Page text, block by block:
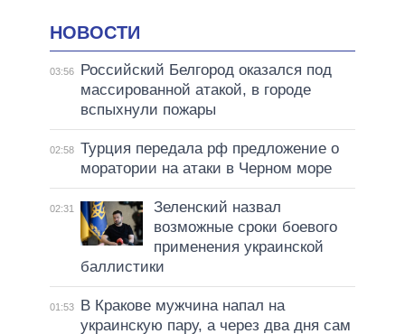
НОВОСТИ
03:56
Российский Белгород оказался под
массированной атакой, в городе
вспыхнули пожары
02:58 Турция передала рф предложение о
моратории на атаки в Черном море
02:31
Зеленский назвал
возможные сроки боевого
применения украинской
баллистики
01:53
В Кракове мужчина напал на
украинскую пару, а через два дня сам